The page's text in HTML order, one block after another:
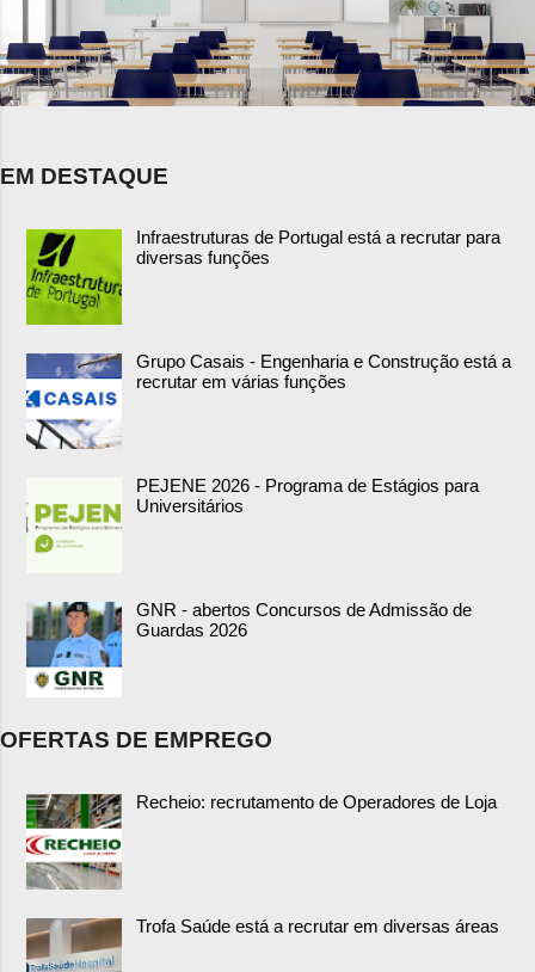
EM DESTAQUE
Infraestruturas de Portugal está a recrutar para
diversas funções
Grupo Casais - Engenharia e Construção está a
recrutar em várias funções
PEJENE 2026 - Programa de Estágios para
Universitários
GNR - abertos Concursos de Admissão de
Guardas 2026
OFERTAS DE EMPREGO
Recheio: recrutamento de Operadores de Loja
Trofa Saúde está a recrutar em diversas áreas